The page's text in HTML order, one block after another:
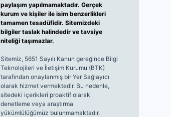
paylaşım yapılmamaktadır. Gerçek
kurum ve kişiler ile isim benzerlikleri
tamamen tesadüfidir. Sitemizdeki
bilgiler taslak halindedir ve tavsiye
niteliği taşımazlar.
Sitemiz, 5651 Sayılı Kanun gereğince Bilgi
Teknolojileri ve İletişim Kurumu (BTK)
tarafından onaylanmış bir Yer Sağlayıcı
olarak hizmet vermektedir. Bu nedenle,
sitedeki içerikleri proaktif olarak
denetleme veya araştırma
yükümlülüğümüz bulunmamaktadır.